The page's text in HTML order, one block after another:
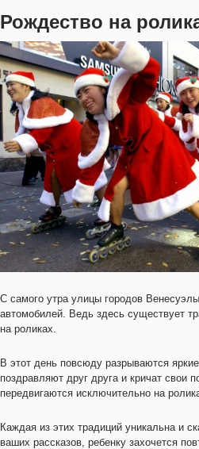
Рождество на
С самого утра улицы городов
автомобилей. Ведь здесь существует
на роликах.
В этот день повсюду разрываются
поздравляют друг друга и кричат свои
передвигаются исключительно на
Каждая из этих традиций уникальна и
ваших рассказов, ребенку захочется